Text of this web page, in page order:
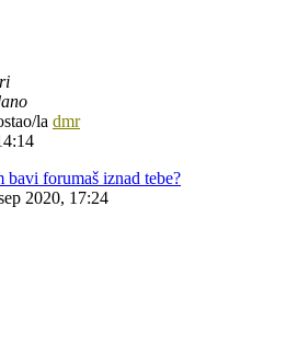
la dmr
forumaš iznad tebe?
2020, 17:24